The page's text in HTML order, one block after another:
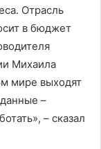
Отрасль
в бюджет
Михаила
мире выходят
–
– сказал